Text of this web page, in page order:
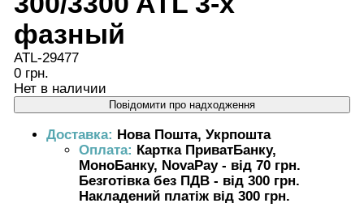
фазный
ATL-29477
0 грн.
Нет в наличии
Повідомити про надходження
Доставка: Нова Пошта, Укрпошта
Оплата: Картка ПриватБанку,
МоноБанку, NovaPay - від 70 грн.
Безготівка без ПДВ - від 300 грн.
Накладений платіж від 300 грн.